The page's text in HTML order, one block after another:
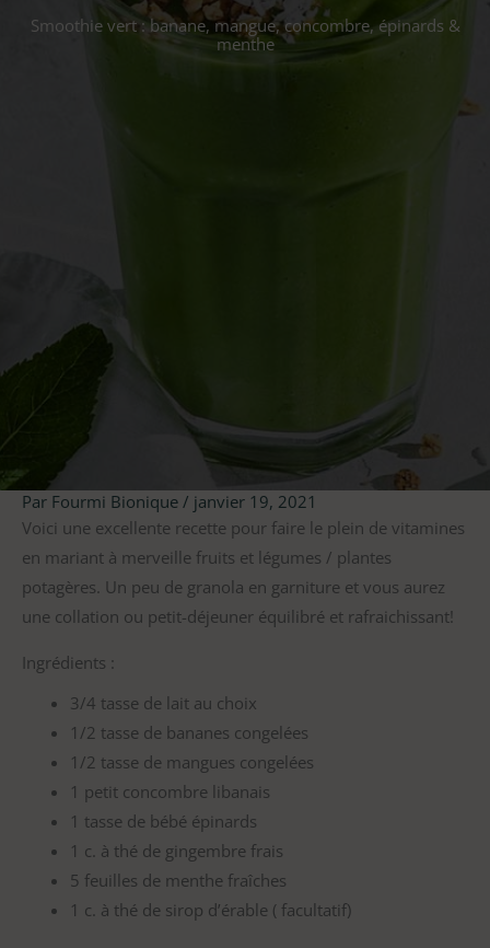
Smoothie vert : banane, mangue, concombre, épinards &
menthe
Par Fourmi Bionique / janvier 19, 2021
Voici une excellente recette pour faire le plein de vitamines
en mariant à merveille fruits et légumes / plantes
potagères. Un peu de granola en garniture et vous aurez
une collation ou petit-déjeuner équilibré et rafraichissant!
Ingrédients :
3/4 tasse de lait au choix
1/2 tasse de bananes congelées
1/2 tasse de mangues congelées
1 petit concombre libanais
1 tasse de bébé épinards
1 c. à thé de gingembre frais
5 feuilles de menthe fraîches
1 c. à thé de sirop d’érable ( facultatif)